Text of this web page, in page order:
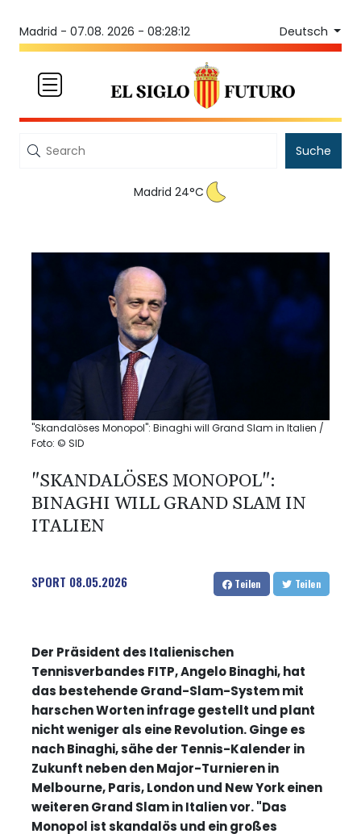
Madrid - 07.08. 2026 - 08:28:12 Deutsch
Suche
Madrid 24°C
"Skandalöses Monopol": Binaghi will Grand Slam in Italien /
Foto: © SID
"SKANDALÖSES MONOPOL":
BINAGHI WILL GRAND SLAM IN
ITALIEN
SPORT 08.05.2026 Teilen Teilen
Der Präsident des Italienischen
Tennisverbandes FITP, Angelo Binaghi, hat
das bestehende Grand-Slam-System mit
harschen Worten infrage gestellt und plant
nicht weniger als eine Revolution. Ginge es
nach Binaghi, sähe der Tennis-Kalender in
Zukunft neben den Major-Turnieren in
Melbourne, Paris, London und New York einen
weiteren Grand Slam in Italien vor. "Das
Monopol ist skandalös und ein großes